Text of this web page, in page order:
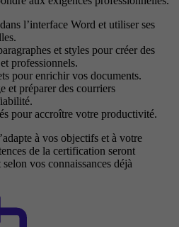
l’interface Word et utiliser ses
et styles pour créer des
professionnels.
pour enrichir vos documents.
et préparer des courriers
pour accroître votre productivité.
à vos objectifs et à votre
de la certification seront
vos connaissances déjà